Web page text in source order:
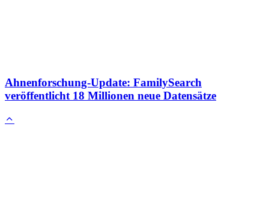
Ahnenforschung-Update: FamilySearch
veröffentlicht 18 Millionen neue Datensätze